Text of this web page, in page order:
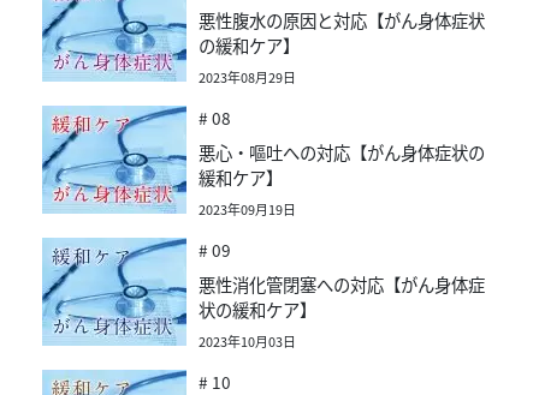
悪性腹水の原因と対応【がん身体症状
の緩和ケア】
2023年08月29日
# 08
悪心・嘔吐への対応【がん身体症状の
緩和ケア】
2023年09月19日
# 09
悪性消化管閉塞への対応【がん身体症
状の緩和ケア】
2023年10月03日
# 10